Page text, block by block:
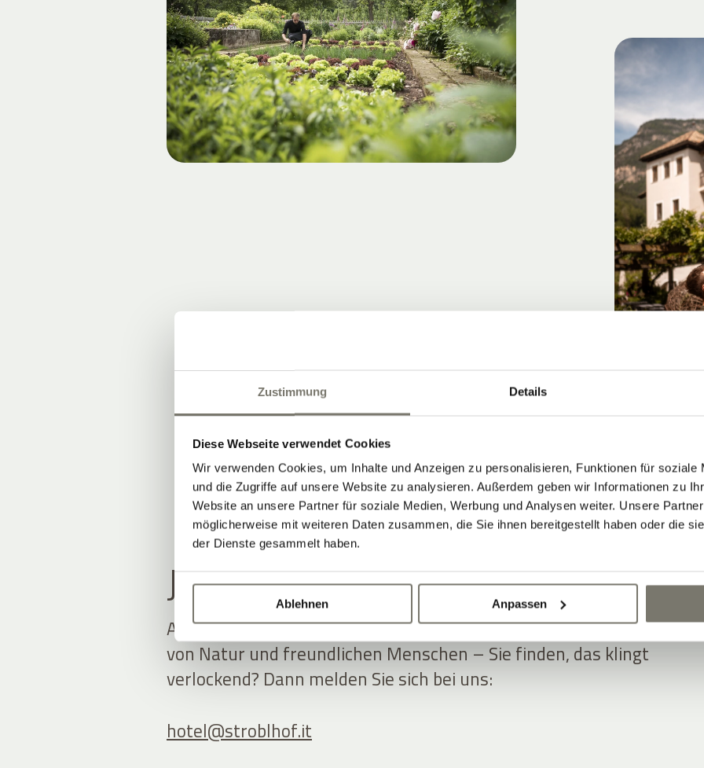
Zustimmung Details
Diese Webseite verwendet Cookies
Wir verwenden Cookies, um Inhalte und Anzeigen zu personalisieren, Funktionen für soziale
und die Zugriffe auf unsere Website zu analysieren. Außerdem geben wir Informationen zu
Website an unsere Partner für soziale Medien, Werbung und Analysen weiter. Unsere
möglicherweise mit weiteren Daten zusammen, die Sie ihnen bereitgestellt haben oder die
der Dienste gesammelt haben.
Ablehnen Anpassen
JOBANGEBOTE MIT BENEFITS
Arbeiten im historischen und gepflegten Ambiente, umgeben
von Natur und freundlichen Menschen – Sie finden, das klingt
verlockend? Dann melden Sie sich bei uns:
hotel@stroblhof.it